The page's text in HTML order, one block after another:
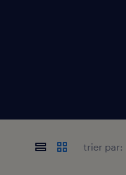
trier par: